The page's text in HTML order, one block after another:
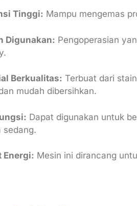
Tinggi: Mampu mengemas
Digunakan: Pengoperasian
Berkualitas: Terbuat dari
mudah dibersihkan.
Dapat digunakan untuk
sedang.
Energi: Mesin ini dirancang